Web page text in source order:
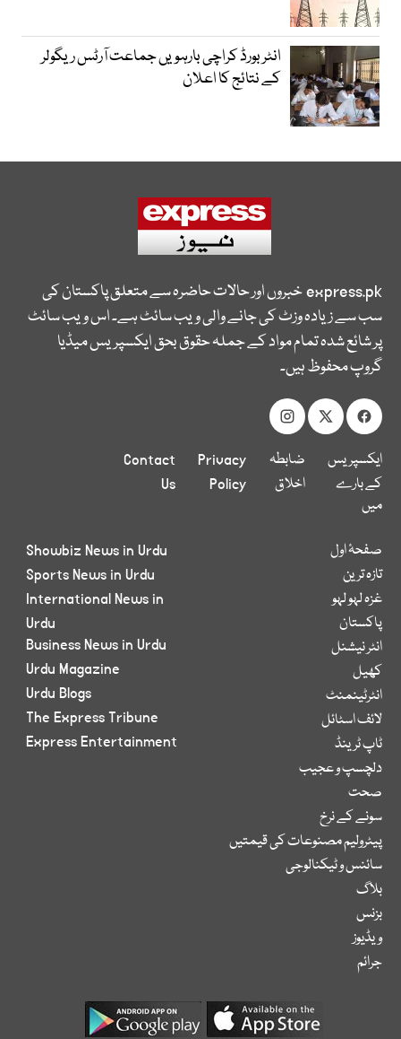
انٹر بورڈ کراچی بارہویں جماعت آرٹس ریگولر
کے نتائج کا اعلان
express.pkخبروں اور حالات حاضرہ سے متعلق پاکستان کی
سب سے زیادہ وزٹ کی جانے والی ویب سائٹ ہے۔ اس ویب سائٹ
پر شائع شدہ تمام مواد کے جملہ حقوق بحق ایکسپریس میڈیا
گروپ محفوظ ہیں۔
ایکسپریس
کے بارے
میں
ضابطہ
اخلاق
Privacy
Policy
Contact
Us
صفحۂ اول
تازہ ترین
غزہ لہو لہو
پاکستان
انٹر نیشنل
کھیل
انٹرٹینمنٹ
لائف اسٹائل
ٹاپ ٹرینڈ
دلچسپ و عجیب
صحت
سونے کے نرخ
پیٹرولیم مصنوعات کی قیمتیں
سائنس و ٹیکنالوجی
بلاگ
بزنس
ویڈیوز
جرائم
Showbiz News in Urdu
Sports News in Urdu
International News in
Urdu
Business News in Urdu
Urdu Magazine
Urdu Blogs
The Express Tribune
Express Entertainment